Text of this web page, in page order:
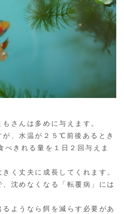
さんは多めに与えます。
、水温が２５℃前後あるとき
べきれる量を１日２回与えま
く丈夫に成長してくれます。
沈めなくなる「転覆病」には
ようなら餌を減らす必要があ